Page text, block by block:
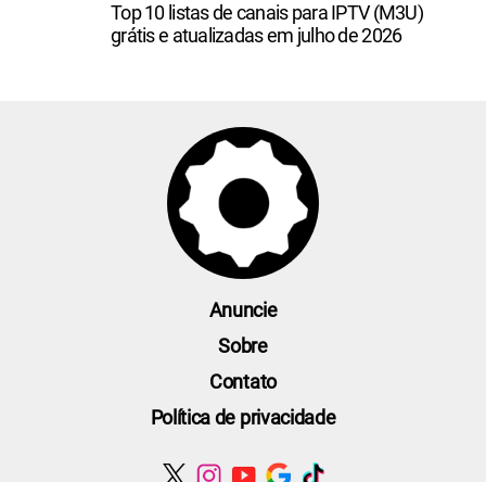
Top 10 listas de canais para IPTV (M3U)
grátis e atualizadas em julho de 2026
Anuncie
Sobre
Contato
Política de privacidade